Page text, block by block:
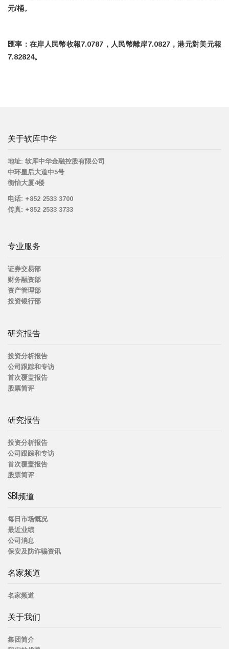
元/桶。
匯率：在岸人民幣收報7.0787，人民幣離岸7.0827，港元對美元報
7.82824。
关于软库中华
地址: 软库中华金融控股有限公司
中环皇后大道中5号
衡怡大厦4楼
电话: +852 2533 3700
传真: +852 2533 3733
专业服务
证券交易部
财务融资部
资产管理部
投资银行部
研究报告
投资分析报告
公司跟踪和专访
首次覆盖报告
股票简评
研究报告
投资分析报告
公司跟踪和专访
首次覆盖报告
股票简评
SBI频道
每日市场慨况
最近业绩
公司消息
保安及防诈骗资讯
名家频道
名家频道
关于我们
集团简介